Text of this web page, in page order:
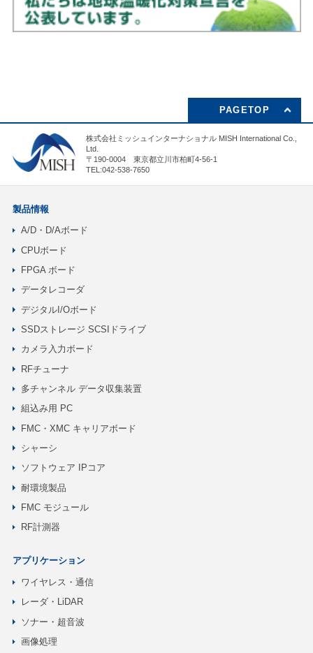
PAGETOP
株式会社ミッシュインターナショナル MISH International Co.,
Ltd.
〒190-0004 東京都立川市柏町4-56-1
TEL:042-538-7650
製品情報
A/D・D/Aボード
CPUボード
FPGA ボード
データレコーダ
デジタルI/Oボード
SSDストレージ SCSIドライブ
カメラ入力ボード
RFチューナ
多チャンネル データ収集装置
組込み用 PC
FMC・XMC キャリアボード
シャーシ
ソフトウェア IPコア
耐環境製品
FMC モジュール
RF計測器
アプリケーション
ワイヤレス・通信
レーダ・LiDAR
ソナー・超音波
画像処理